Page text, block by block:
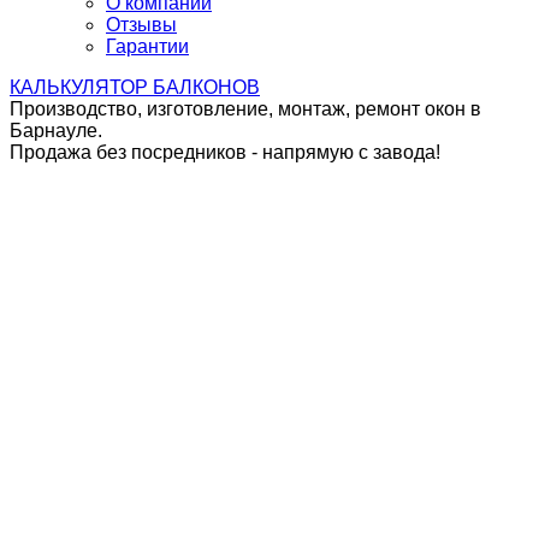
Отзывы
Гарантии
КАЛЬКУЛЯТОР БАЛКОНОВ
Производство, изготовление, монтаж, ремонт окон в
Барнауле.
Продажа без посредников - напрямую с завода!